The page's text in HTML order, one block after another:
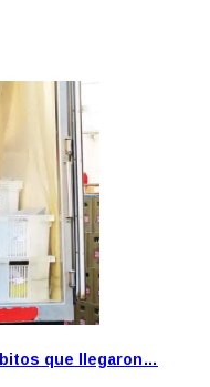
que llegaron…